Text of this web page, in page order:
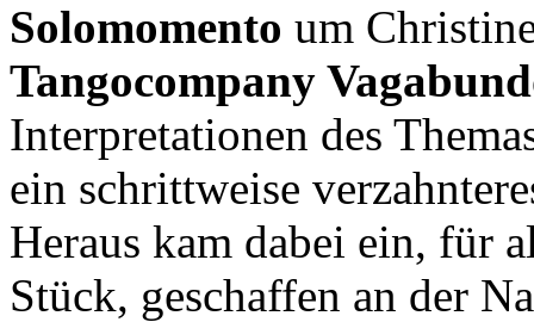
Solomomento um
Tangocompany
Interpretationen des
ein schrittweise
Heraus kam dabei ein, für
Stück, geschaffen an der